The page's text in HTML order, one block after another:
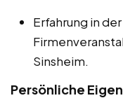
Erfahrung in
Sinsheim.
Persönliche